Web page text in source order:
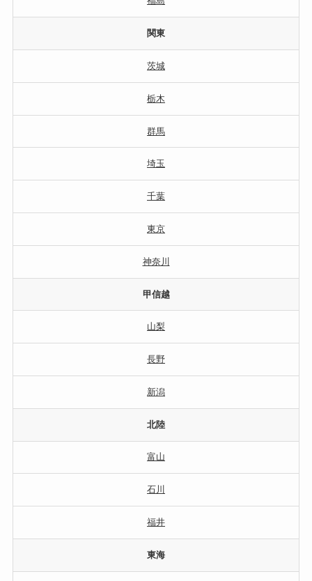
関東
茨城
栃木
群馬
埼玉
千葉
東京
神奈川
甲信越
山梨
長野
新潟
北陸
富山
石川
福井
東海